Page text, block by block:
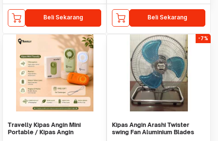
Beli Sekarang Beli Sekarang
Travelly Kipas Angin Mini
Portable / Kipas Angin
-7%
Kipas Angin Arashi Twister
swing Fan Aluminium Blades